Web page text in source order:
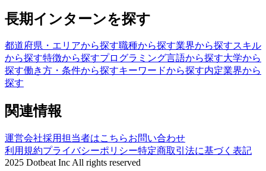
長期インターンを探す
都道府県・エリアから探す職種から探す業界から探すスキル
から探す特徴から探すプログラミング言語から探す大学から
探す働き方・条件から探すキーワードから探す内定業界から
探す
関連情報
運営会社採用担当者はこちらお問い合わせ
利用規約プライバシーポリシー特定商取引法に基づく表記
2025 Dotbeat Inc All rights reserved